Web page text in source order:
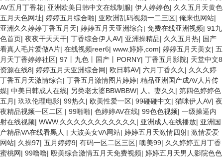
AV五月丁香花| 亚洲欧美日韩中文在线制服| 伊人婷婷色| 久久五月天黄色
五月天色网址| 婷婷五月综合啪| 亚欧洲乱码视频一二三区| 俺来也网站|
亚洲久久婷婷丁香五月天| 婷婷五月天亚洲综合| 免费在线亚洲视频| 91九
色首页| 夜夜干天天干| 丁香综合伊人AV| 亚洲操精品| 久久五月热| 国产
看真人毛片爱做A片| 在线视频reer6| www.婷婷,com| 婷婷五月天美女| 五
月天丁香婷婷社区| 97丨九色丨国产丨PORNY| 丁香五月影院| 天堂中文8
资源在线8| 婷婷五月天亚洲综合网| 欧日韩AV| 六月丁香久久 | 久久久婷
丁香五月天激情综合| 丁香五月激情图片婷婷| 精品亚洲国产成AV人片传
媒| 中美日韩成人在线| 另类老太婆BBWBBW| 人。妻久久 | 第四色婷婷色
五月 | 玖玖伦理电影| 99热久 | 欧美性爱一区| 99碰碰中文| 猫咪伊人AV| 夜
夜精品视频一区二区 | 99啪啪| 色婷婷AV在线| 99色色视频| 一级操逼内
射在线视频| WWW.久久久久久久久久久久久 | 亚洲成人在线播放| 亚洲国
产精品VA在线看黑人 | 大波美女VA网站| 婷婷五月天激情四射| 激情爱爱
网站| 久操97| 五月婷婷9| 有码一区二区三区| 噢美99| 久久婷婷五月丁香
蜜桃网| 99噜噜| 殴美综合激情五月天免费视频| 婷婷五月天男人影院色色